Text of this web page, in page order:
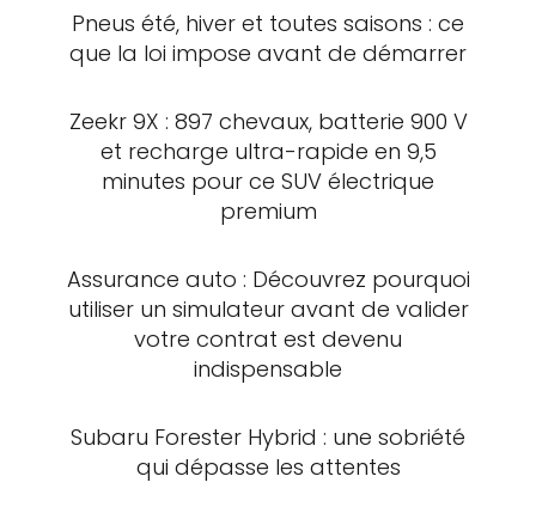
Pneus été, hiver et toutes saisons : ce
que la loi impose avant de démarrer
Zeekr 9X : 897 chevaux, batterie 900 V
et recharge ultra-rapide en 9,5
minutes pour ce SUV électrique
premium
Assurance auto : Découvrez pourquoi
utiliser un simulateur avant de valider
votre contrat est devenu
indispensable
Subaru Forester Hybrid : une sobriété
qui dépasse les attentes